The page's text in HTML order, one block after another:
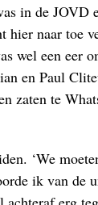
in de JOVD
hier naar toe
wel een eer
en Paul
zaten te
‘We
ik van de